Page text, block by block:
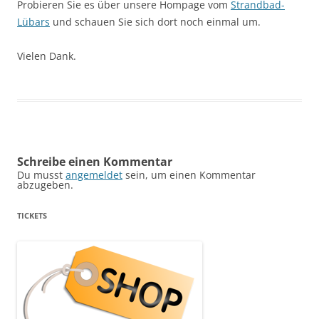
Probieren Sie es über unsere Hompage vom Strandbad-
Lübars und schauen Sie sich dort noch einmal um.
Vielen Dank.
Schreibe einen Kommentar
Du musst angemeldet sein, um einen Kommentar
abzugeben.
TICKETS